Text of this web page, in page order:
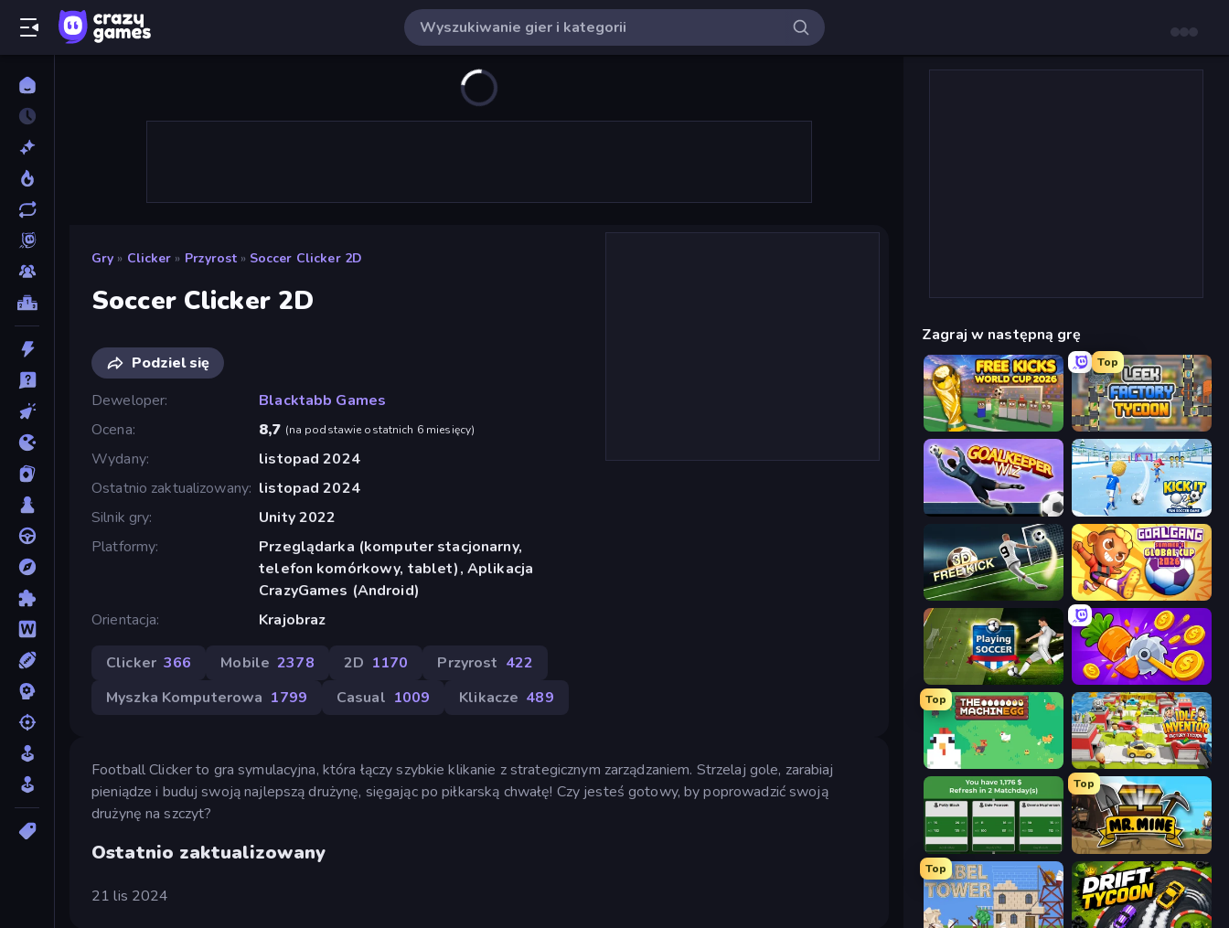
Gry » Clicker » Przyrost » Soccer Clicker 2D
Soccer Clicker 2D
Podziel się
Deweloper
Blacktabb Games
Ocena
8,7 (na podstawie ostatnich 6 miesięcy)
Wydany
listopad 2024
Ostatnio zaktualizowany listopad 2024
Silnik gry
Unity 2022
Platformy
Przeglądarka (komputer stacjonarny,
telefon komórkowy, tablet), Aplikacja
CrazyGames (Android)
Orientacja
Krajobraz
Clicker 366 Mobile 2378 2D 1170 Przyrost 422
Myszka Komputerowa 1799 Casual 1009 Klikacze 489
Football Clicker to gra symulacyjna, która łączy szybkie klikanie z strategicznym zarządzaniem. Strzelaj gole, zarabiaj
pieniądze i buduj swoją najlepszą drużynę, sięgając po piłkarską chwałę! Czy jesteś gotowy, by poprowadzić swoją
drużynę na szczyt?
Ostatnio zaktualizowany
21 lis 2024
Zagraj w następną grę
Free Kicks World Cup 2026
Top
Leek Factory Tycoon
Goalkeeper Wiz Kick It – Fun Soccer Game
Free Kick Classic (3D Free Kick) Goal Gang
Playing Soccer Farm Ring Idle
Top
The MachinEGG Idle Inventor
Idle Soccer Manager
Top
Mr. Mine
Top